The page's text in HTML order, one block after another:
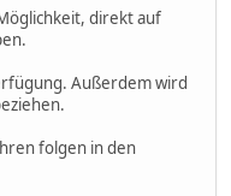
direkt auf
Außerdem wird
folgen in den